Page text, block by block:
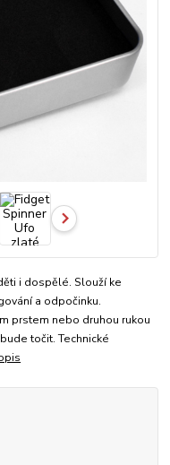
i dospělé. Slouží ke
a odpočinku.
prstem nebo druhou rukou
točit. Technické